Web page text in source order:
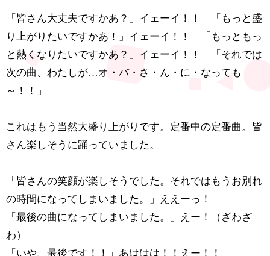
「皆さん大丈夫ですかあ？」イェーイ！！ 「もっと盛
り上がりたいですかあ！」イェーイ！！ 「もっともっ
と熱くなりたいですかあ？」イェーイ！！ 「それでは
次の曲、わたしが…オ・バ・さ・ん・に・なっても
～！！」
これはもう当然大盛り上がりです。定番中の定番曲。皆
さん楽しそうに踊っていました。
「皆さんの笑顔が楽しそうでした。それではもうお別れ
の時間になってしまいました。」ええーっ！
「最後の曲になってしまいました。」えー！（ざわざ
わ）
「いや、最後です！！」あははは！！えー！！